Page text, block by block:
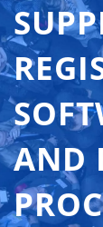
AND